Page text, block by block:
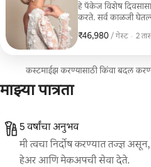
हे पॅकेज विशेष
करते. सर्व काळजी
डिझाइन केलेले आहे.
₹46,980 / गेस्ट
₹46,980 प्रति गेस्ट
, · 2
कस्टमाईझ करण्यासाठी किंवा बदल
माझ्या पात्रता
5 वर्षांचा अनुभव
मी त्वचा निर्दोष करण्यात तज्ज्ञ
हेअर आणि मेकअपची सेवा देते.